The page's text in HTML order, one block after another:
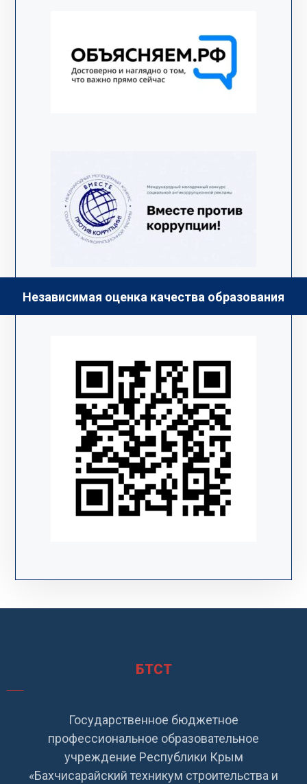
Независимая оценка качества образования
БТСТ
Государственное бюджетное
профессиональное образовательное
учреждение Республики Крым
«Бахчисарайский техникум строительства и